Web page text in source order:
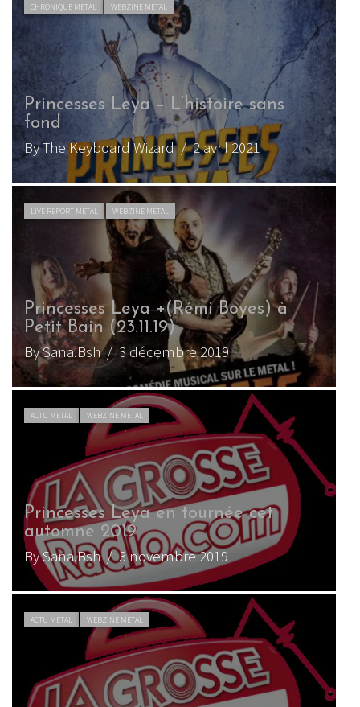
CHRONIQUE METAL WEBZINE METAL
Princesses Leya – L’histoire sans
fond
By The Keyboard Wizard/ 2 avril 2021
LIVE REPORT METAL WEBZINE METAL
Princesses Leya +(Rémi Boyes) à
Petit Bain (23.11.19)
By Sana.Bsh/ 3 décembre 2019
ACTU METAL WEBZINE METAL
Princesses Leya en tournée cet
automne 2019
By Sana.Bsh/ 3 novembre 2019
ACTU METAL WEBZINE METAL